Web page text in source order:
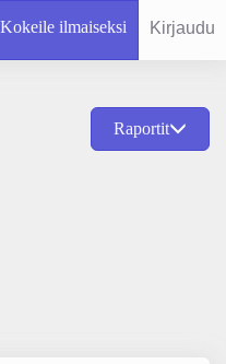
Kokeile ilmaiseksi Kirjaudu
Raportit